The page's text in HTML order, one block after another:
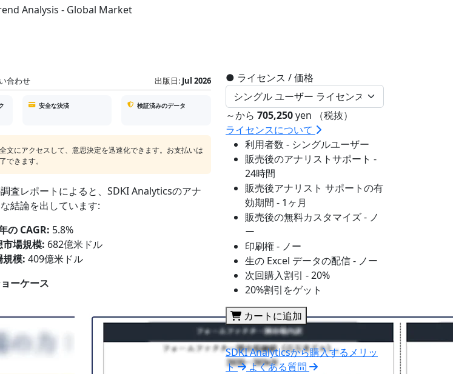
Analysis - Global Market
合わせ 出版日: Jul 2026
安全な決済 検証済みのデータ
文にアクセスして、意思決定を迅速化できます。お支払いは
できます。
査レポートによると、SDKI Analyticsのアナ
結論を出しています:
の CAGR: 5.8%
場規模: 682億米ドル
規模: 409億米ドル
ーケース
● ライセンス / 価格
～から 705,250yen （税抜）
ライセンスについて
利用者数 - シングルユーザー
販売後のアナリストサポート -
24時間
販売後アナリスト サポートの有
効期間 - 1ヶ月
販売後の無料カスタマイズ - ノ
ー
印刷権 - ノー
生の Excel データの配信 - ノー
次回購入割引 - 20%
20%割引をゲット
カートに追加
SDKI Analyticsから購入するメリッ
ト
よくある質問